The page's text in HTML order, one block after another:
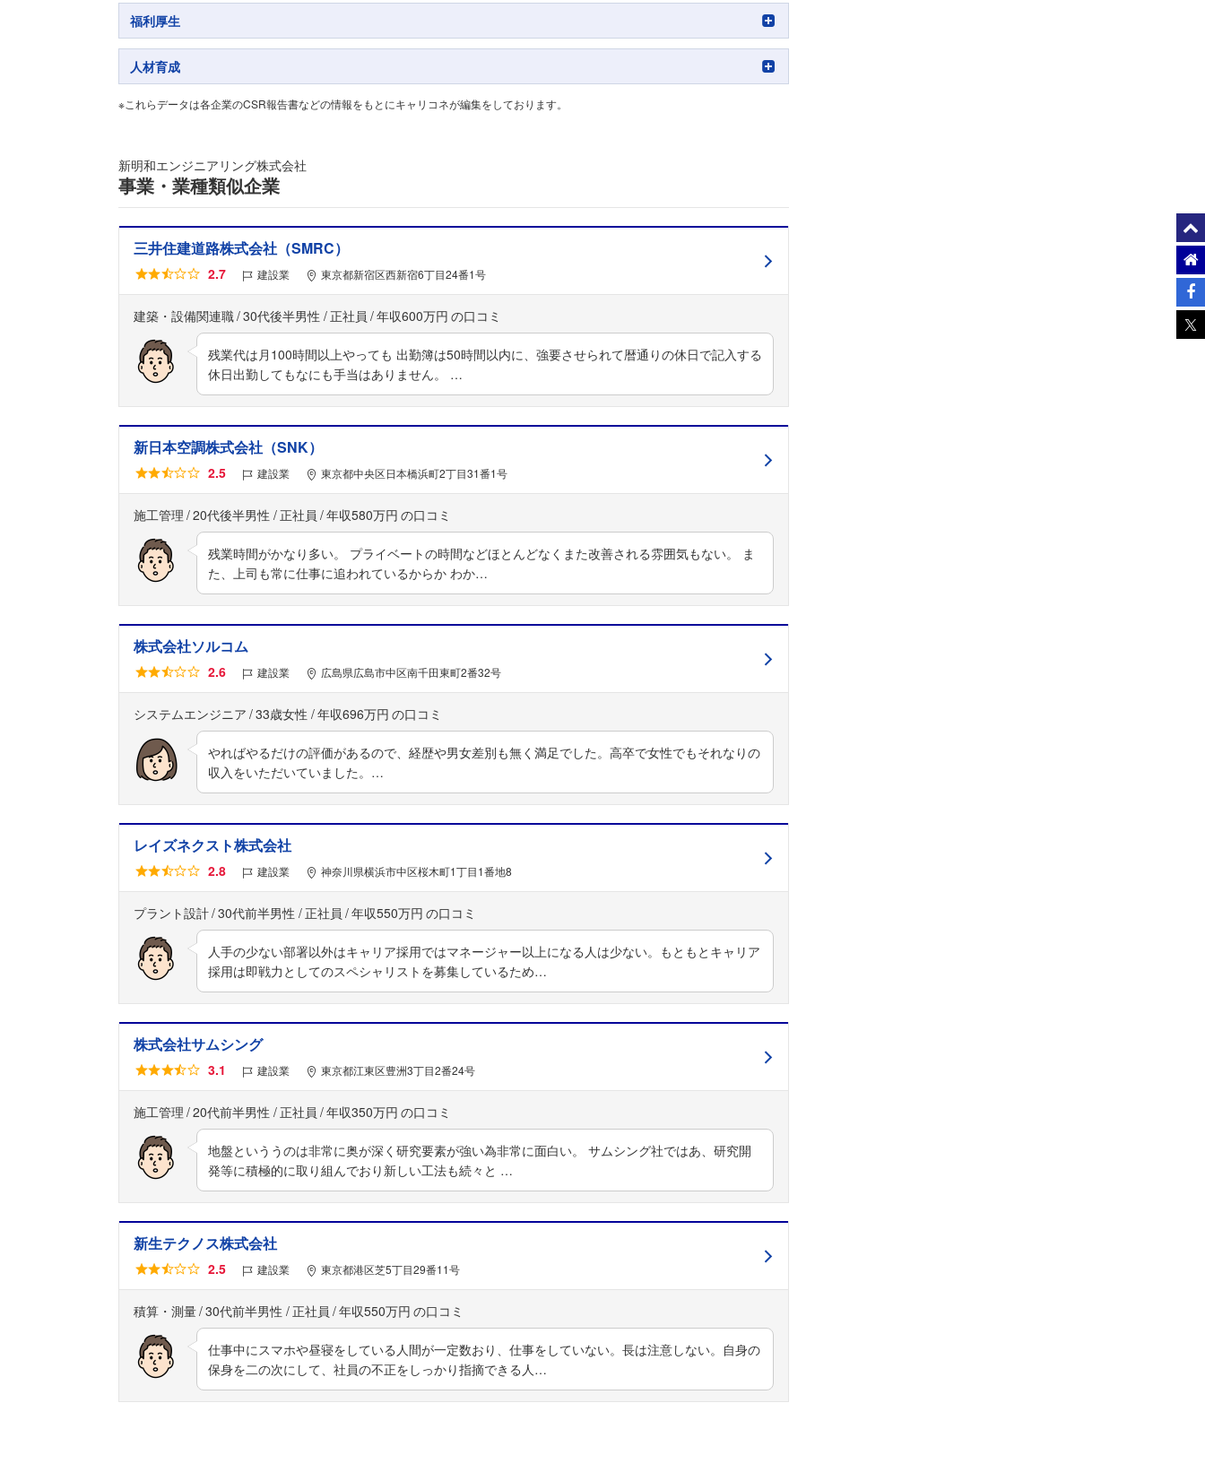
こちらの企業もフォローしませんか？
福利厚生
人材育成
※これらデータは各企業のCSR報告書などの情報をもとにキャリコネが編集をしております。
新明和エンジニアリング株式会社
事業・業種類似企業
三井住建道路株式会社（SMRC）
2.7 建設業 東京都新宿区西新宿6丁目24番1号
建築・設備関連職 30代後半男性 正社員 年収600万円
残業代は月100時間以上やっても 出勤簿は50時間以内に、強要させられて暦通りの休日で記入する
休日出勤してもなにも手当はありません。 …
新日本空調株式会社（SNK）
2.5 建設業 東京都中央区日本橋浜町2丁目31番1号
施工管理 20代後半男性 正社員 年収580万円
残業時間がかなり多い。 プライベートの時間などほとんどなくまた改善される雰囲気もない。 ま
た、上司も常に仕事に追われているからか わか…
株式会社ソルコム
2.6 建設業 広島県広島市中区南千田東町2番32号
システムエンジニア 33歳女性 年収696万円
やればやるだけの評価があるので、経歴や男女差別も無く満足でした。高卒で女性でもそれなりの
収入をいただいていました。…
レイズネクスト株式会社
2.8 建設業 神奈川県横浜市中区桜木町1丁目1番地8
プラント設計 30代前半男性 正社員 年収550万円
人手の少ない部署以外はキャリア採用ではマネージャー以上になる人は少ない。もともとキャリア
採用は即戦力としてのスペシャリストを募集しているため…
株式会社サムシング
3.1 建設業 東京都江東区豊洲3丁目2番24号
施工管理 20代前半男性 正社員 年収350万円
地盤といううのは非常に奥が深く研究要素が強い為非常に面白い。 サムシング社ではあ、研究開
発等に積極的に取り組んでおり新しい工法も続々と …
新生テクノス株式会社
2.5 建設業 東京都港区芝5丁目29番11号
積算・測量 30代前半男性 正社員 年収550万円
仕事中にスマホや昼寝をしている人間が一定数おり、仕事をしていない。長は注意しない。自身の
保身を二の次にして、社員の不正をしっかり指摘できる人…